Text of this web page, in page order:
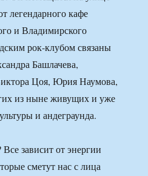
легендарного кафе
и Владимирского
рок-клубом связаны
Башлачева,
Цоя, Юрия Наумова,
из ныне живущих и уже
и андеграунда.
зависит от энергии
сметут нас с лица